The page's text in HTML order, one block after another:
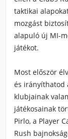
taktikai
mozgást
alapuló új MI-
játékot.
Most először
és irányíthatod
klubjainak
játékosainak
Pirlo, a Player
Rush